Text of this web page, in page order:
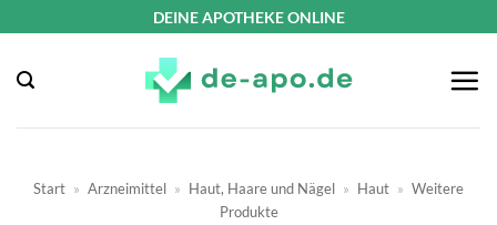
springen
DEINE APOTHEKE ONLINE
Start » Arzneimittel » Haut, Haare und Nägel » Haut » Weitere
Produkte